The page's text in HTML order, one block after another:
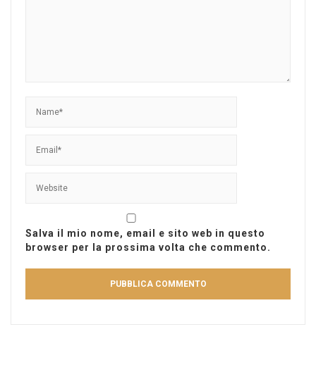
Salva il mio nome, email e sito web in questo
browser per la prossima volta che commento.